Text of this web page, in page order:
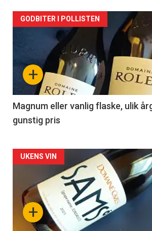
Forsiden
akkurat
nå
3
+
GODBITER I POLLISTEN
Magnum eller vanlig flaske, ulik
gunstig pris
Forsiden
akkurat
nå+
UKENS VIN